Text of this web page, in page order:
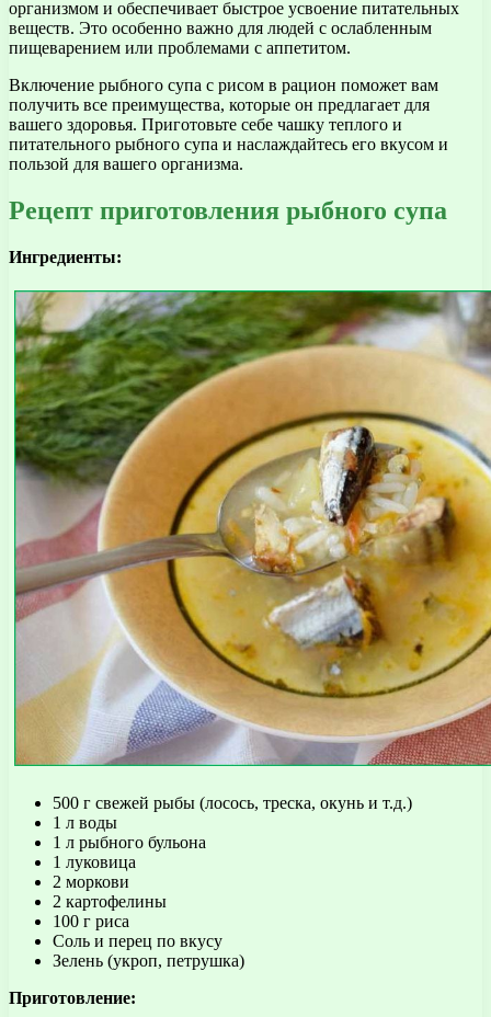
организмом и обеспечивает быстрое усвоение питательных
веществ. Это особенно важно для людей с ослабленным
пищеварением или проблемами с аппетитом.
Включение рыбного супа с рисом в рацион поможет вам
получить все преимущества, которые он предлагает для
вашего здоровья. Приготовьте себе чашку теплого и
питательного рыбного супа и наслаждайтесь его вкусом и
пользой для вашего организма.
Рецепт приготовления рыбного супа
Ингредиенты:
500 г свежей рыбы (лосось, треска, окунь и т.д.)
1 л воды
1 л рыбного бульона
1 луковица
2 моркови
2 картофелины
100 г риса
Соль и перец по вкусу
Зелень (укроп, петрушка)
Приготовление: